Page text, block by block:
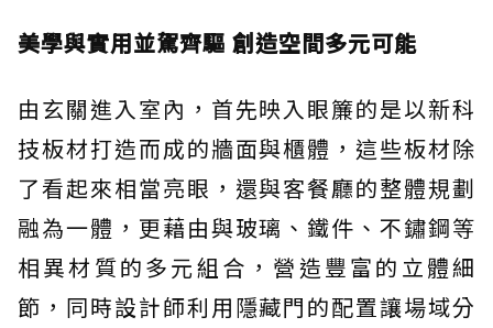
美學與實用並駕齊驅 創造空間多元可能
由玄關進入室內，首先映入眼簾的是以新科
技板材打造而成的牆面與櫃體，這些板材除
了看起來相當亮眼，還與客餐廳的整體規劃
融為一體，更藉由與玻璃、鐵件、不鏽鋼等
相異材質的多元組合，營造豐富的立體細
節，同時設計師利用隱藏門的配置讓場域分